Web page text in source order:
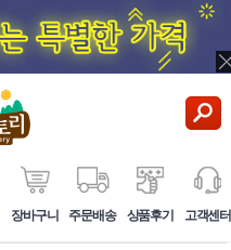
장바구니 주문배송 상품후기 고객센터